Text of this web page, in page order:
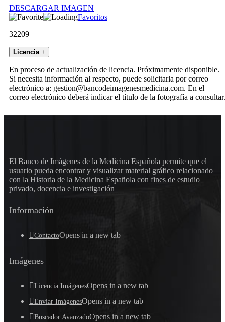
DESCARGAR IMAGEN
Favoritos
32209
Licencia +
En proceso de actualización de licencia. Próximamente disponible.
Si necesita información al respecto, puede solicitarla por correo
electrónico a: gestion@bancodeimagenesmedicina.com. En el
correo electrónico deberá indicar el título de la fotografía a consultar.
El Banco de Imágenes de la Medicina Española permite que el
usuario pueda encontrar y visualizar material gráfico relacionado
con la Historia de la Medicina Española con fines de estudio
privado, docencia e investigación
Información
ContactoOpens in a new tab
Imágenes
Licencia ImágenesOpens in a new tab
Enviar ImágenesOpens in a new tab
Buscador AvanzadoOpens in a new tab